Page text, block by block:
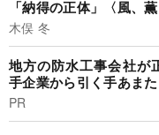
「納得の正体」〈風、薫
木俣 冬
地方の防水工事会社が
手企業から引く手あま
PR